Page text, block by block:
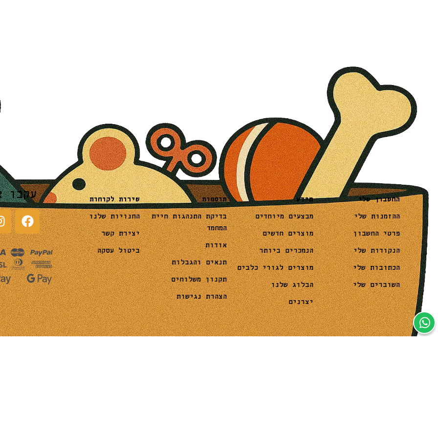
החשבון שלי
ההזמנות שלי
פרטי החשבון
הנקודות שלי
הכתובות שלי
השוברים שלי
מידע
מבצעים מיוחדים
מוצרים חדשים
הנמכרים ביותר
מוצרים לגורי כלבים
הבלוג שלנו
יצרנים
תוספות
בדיקת התנהגות חיית
המחמד
אודות
תנאים והגבלות
תקנון משלוחים
הצהרת נגישות
שירות לקוחות
החנויות שלנו
יצירת קשר
ביטול עסקה
עקבו